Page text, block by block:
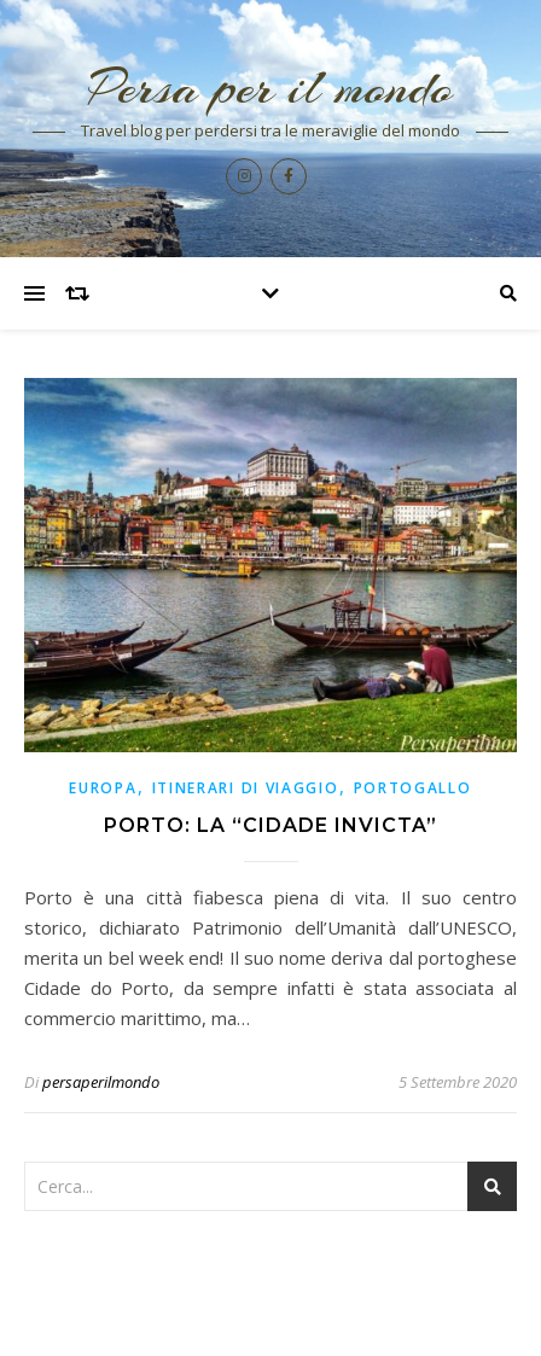
Persa per il mondo
Travel blog per perdersi tra le meraviglie del mondo
EUROPA, ITINERARI DI VIAGGIO , PORTOGALLO
PORTO: LA “CIDADE INVICTA”
Porto è una città fiabesca piena di vita. Il suo centro
storico, dichiarato Patrimonio dell’Umanità dall’UNESCO,
merita un bel week end! Il suo nome deriva dal portoghese
Cidade do Porto, da sempre infatti è stata associata al
commercio marittimo, ma…
Dipersaperilmondo 5 Settembre 2020